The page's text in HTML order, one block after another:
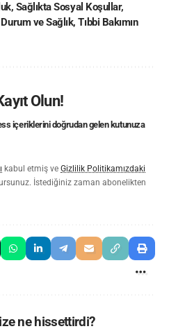
, Sağlıkta Sosyal Koşullar,
ve Sağlık,Tıbbi Bakımın
Olun!
içeriklerini doğrudan gelen kutunuza
kabul etmiş ve Gizlilik Politikamızdaki
İstediğiniz zaman abonelikten
ne hissettirdi?